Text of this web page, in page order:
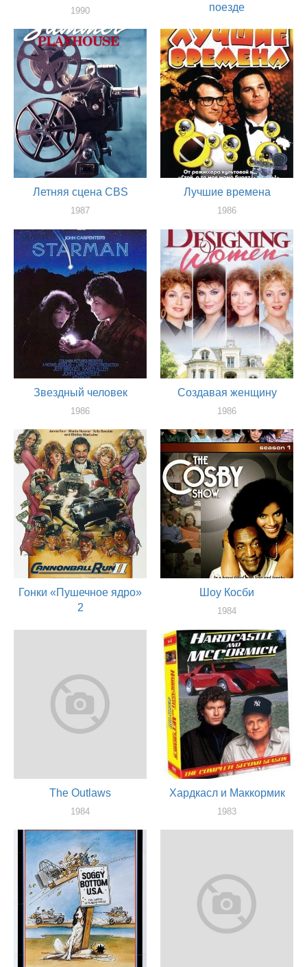
1990
поезде
актер
Летняя сцена CBS
1987
Лучшие времена
1986
Звездный человек
1986
Создавая женщину
1986
Гонки «Пушечное ядро»
2
Шоу Косби
1984
The Outlaws
1984
Хардкасл и Маккормик
1983